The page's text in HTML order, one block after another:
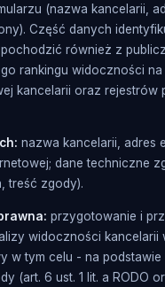
(nazwa kancelarii,
Część danych
również z
rankingu widoczności na
kancelarii oraz rejestrów
nazwa kancelarii, adres
dane techniczne
treść zgody).
przygotowanie i
widoczności kancelarii
w tym celu - na podstawie
(art. 6 ust. 1 lit. a RODO